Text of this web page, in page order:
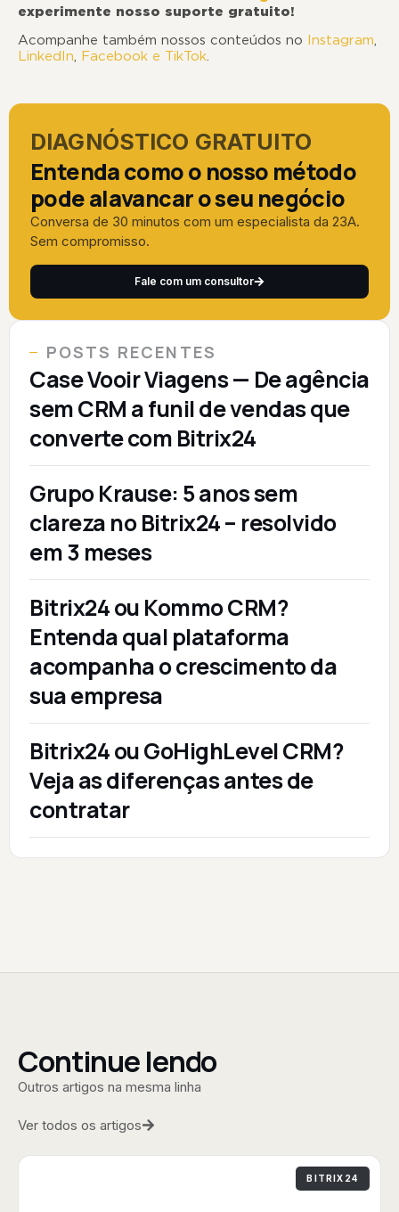
experimente nosso suporte gratuito!
Acompanhe também nossos conteúdos no Instagram,
LinkedIn, Facebook e TikTok.
DIAGNÓSTICO GRATUITO
Entenda como o nosso método
pode alavancar o seu negócio
Conversa de 30 minutos com um especialista da 23A.
Sem compromisso.
Fale com um consultor
POSTS RECENTES
Case Vooir Viagens — De agência
sem CRM a funil de vendas que
converte com Bitrix24
Grupo Krause: 5 anos sem
clareza no Bitrix24 – resolvido
em 3 meses
Bitrix24 ou Kommo CRM?
Entenda qual plataforma
acompanha o crescimento da
sua empresa
Bitrix24 ou GoHighLevel CRM?
Veja as diferenças antes de
contratar
Continue lendo
Outros artigos na mesma linha
Ver todos os artigos
BITRIX24